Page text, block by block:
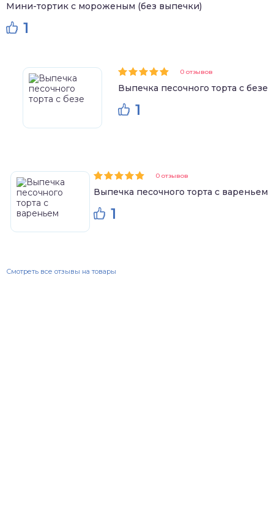
Мини-тортик с мороженым (без выпечки)
1
0 отзывов
Выпечка песочного торта с безе
1
0 отзывов
Выпечка песочного торта с вареньем
1
Смотреть все отзывы на товары